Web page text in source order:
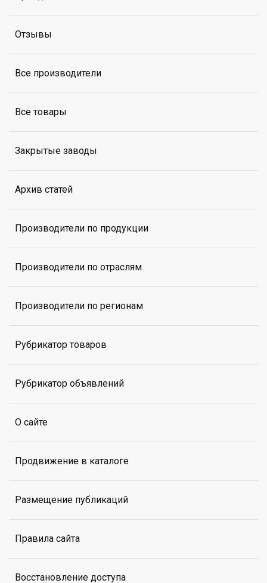
Отзывы
Все производители
Все товары
Закрытые заводы
Архив статей
Производители по продукции
Производители по отраслям
Производители по регионам
Рубрикатор товаров
Рубрикатор объявлений
О сайте
Продвижение в каталоге
Размещение публикаций
Правила сайта
Восстановление доступа